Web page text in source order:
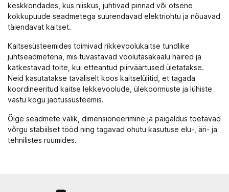
keskkondades, kus niiskus, juhtivad pinnad või otsene
kokkupuude seadmetega suurendavad elektriohtu ja nõuavad
täiendavat kaitset.
Kaitsesüsteemides toimivad rikkevoolukaitse tundlike
juhtseadmetena, mis tuvastavad voolutasakaalu häired ja
katkestavad toite, kui etteantud piirväärtused ületatakse.
Neid kasutatakse tavaliselt koos kaitselülitid , et tagada
koordineeritud kaitse lekkevoolude, ülekoormuste ja lühiste
vastu kogu jaotussüsteemis.
Õige seadmete valik, dimensioneerimine ja paigaldus toetavad
võrgu stabiilset tööd ning tagavad ohutu kasutuse elu-, äri- ja
tehnilistes ruumides.